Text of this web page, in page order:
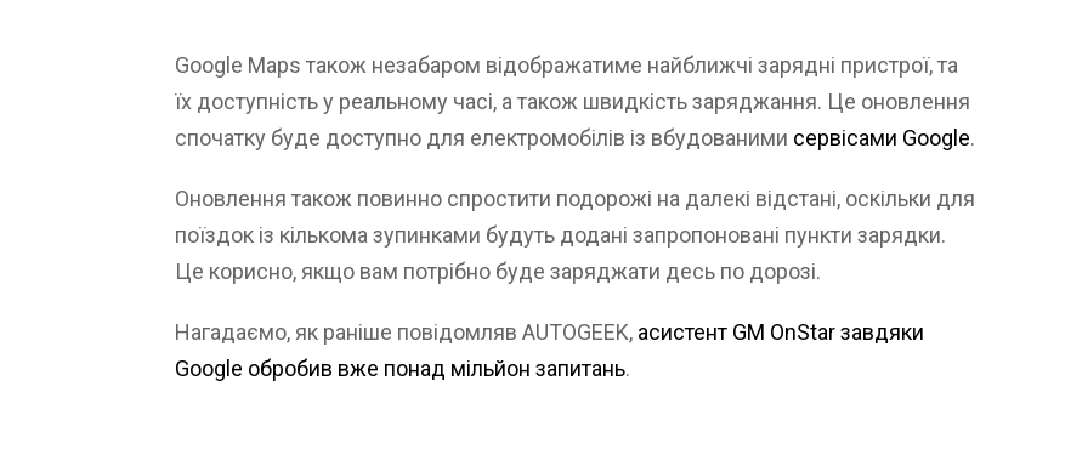
Google Maps також незабаром відображатиме найближчі зарядні пристрої, та
їх доступність у реальному часі, а також швидкість заряджання. Це оновлення
спочатку буде доступно для електромобілів із вбудованими сервісами Google.
Оновлення також повинно спростити подорожі на далекі відстані, оскільки для
поїздок із кількома зупинками будуть додані запропоновані пункти зарядки.
Це корисно, якщо вам потрібно буде заряджати десь по дорозі.
Нагадаємо, як раніше повідомляв AUTOGEEK, асистент GM OnStar завдяки
Google обробив вже понад мільйон запитань.